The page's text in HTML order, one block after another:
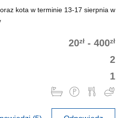
kota w terminie 13-17 sierpnia w
20zł - 400zł
2
1